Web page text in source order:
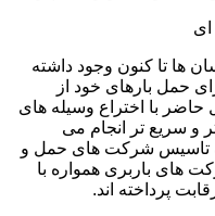
ها تا کنون وجود داشته
حمل بارهای خود از
حاضر با اختراع وسیله های
و سریع تر انجام می
به تاسیس شرکت های حمل و
باربری همواره با
پرداخته اند.